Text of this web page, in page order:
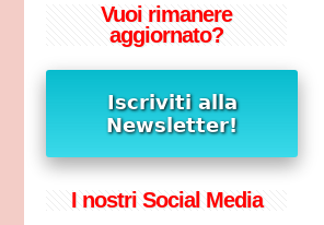
Vuoi rimanere
aggiornato?
I nostri Social Media